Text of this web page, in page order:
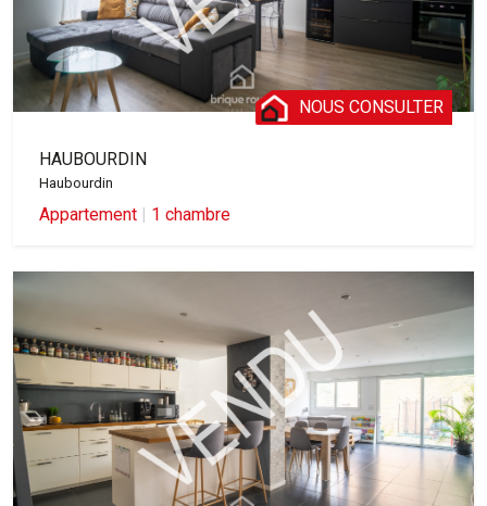
NOUS CONSULTER
HAUBOURDIN
Haubourdin
Appartement | 1 chambre